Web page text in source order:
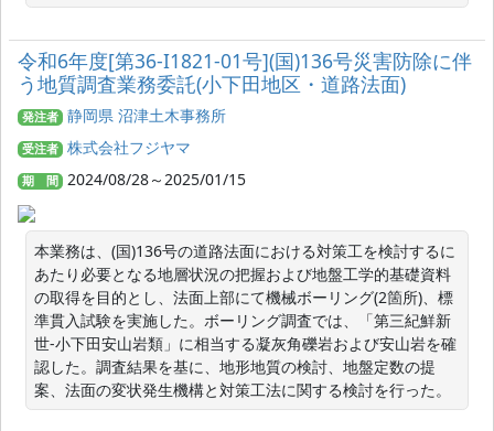
令和6年度[第36-I1821-01号](国)136号災害防除に伴
う地質調査業務委託(小下田地区・道路法面)
発注者 静岡県 沼津土木事務所
受注者 株式会社フジヤマ
期 間 2024/08/28～2025/01/15
本業務は、(国)136号の道路法面における対策工を検討するに
あたり必要となる地層状況の把握および地盤工学的基礎資料
の取得を目的とし、法面上部にて機械ボーリング(2箇所)、標
準貫入試験を実施した。ボーリング調査では、「第三紀鮮新
世-小下田安山岩類」に相当する凝灰角礫岩および安山岩を確
認した。調査結果を基に、地形地質の検討、地盤定数の提
案、法面の変状発生機構と対策工法に関する検討を行った。